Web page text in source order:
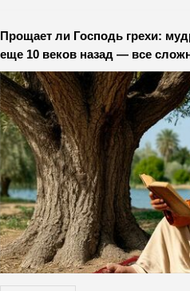
Прощает ли Господь грехи:
еще 10 веков назад — все